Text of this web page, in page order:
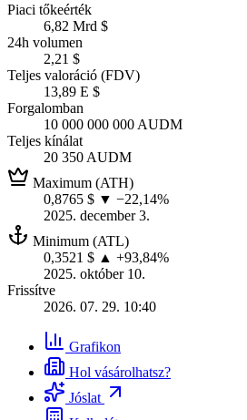
Piaci tőkeérték
6,82 Mrd $
24h volumen
2,21 $
Teljes valoráció (FDV)
13,89 E $
Forgalomban
10 000 000 000 AUDM
Teljes kínálat
20 350 AUDM
Maximum (ATH)
0,8765 $ ▼ −22,14%
2025. december 3.
Minimum (ATL)
0,3521 $ ▲ +93,84%
2025. október 10.
Frissítve
2026. 07. 29. 10:40
Grafikon
Hol vásárolhatsz?
Jóslat